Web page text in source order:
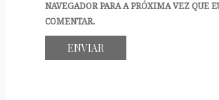
NAVEGADOR PARA A PRÓXIMA VEZ QUE
COMENTAR.